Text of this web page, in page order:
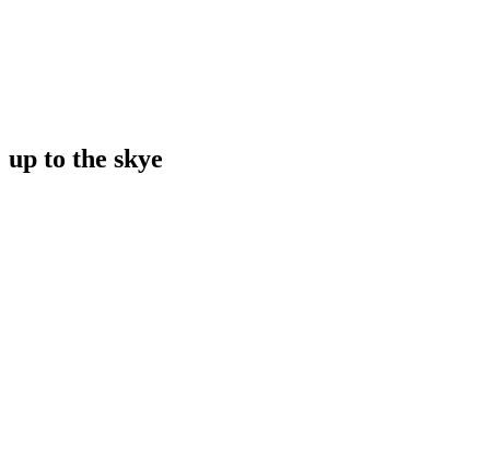
up to the skye